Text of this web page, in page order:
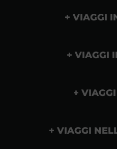
VIAGGI
VIAGGI
VIAGGI